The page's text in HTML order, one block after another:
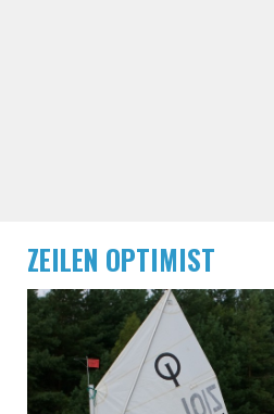
ZEILEN OPTIMIST